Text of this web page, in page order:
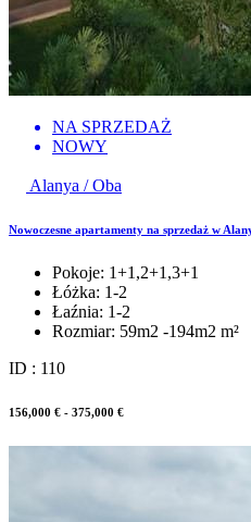
NA SPRZEDAŻ
NOWY
Alanya / Oba
Nowoczesne apartamenty na sprzedaż w
Pokoje: 1+1,2+1,3+1
Łóżka: 1-2
Łaźnia: 1-2
Rozmiar: 59m2 -194m2 m²
ID : 110
156,000 € - 375,000 €